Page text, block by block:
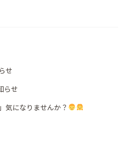
せ
らせ
気になりませんか？